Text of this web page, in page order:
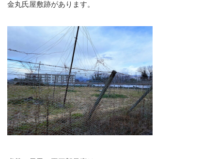
金丸氏屋敷跡があります。